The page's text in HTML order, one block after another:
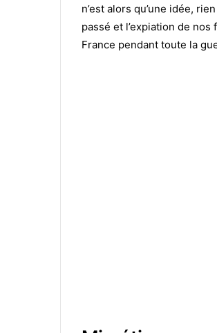
n’est alors qu’une idée,
passé et l’expiation de
France pendant toute la